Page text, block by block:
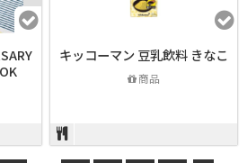
キッコーマン 豆乳飲料 きなこ
商品